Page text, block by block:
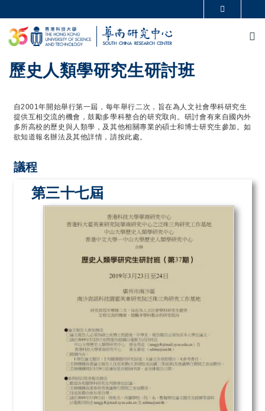
科大新聞
生活@科大
教授簡錄
認識科大
歷史人類學研究生研討班
自2001年開始舉行第一屆，每年舉行二次，旨在為人文社會學科研究生
提供互相交流的機會，鼓勵多學科整合的研究取向。研討會有來自國內外
多所高校的歷史與人類學，及其他相關專業的碩士和博士研究生參加。如
欲知道報名辦法及其他詳情，請按此處。
議程
第三十七屆